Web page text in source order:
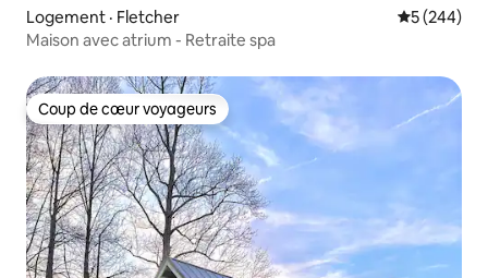
Logement · Fletcher Note
5 (244)
Maison avec atrium - Retraite spa
Coup de cœur voyageurs
Coup de cœur voyageurs